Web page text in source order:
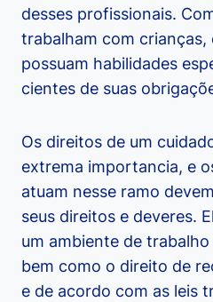
desses profissionais.
trabalham com crianças,
possuam habilidades
cientes de suas
Os direitos de um
extrema importancia, e
atuam nesse ramo
seus direitos e deveres.
um ambiente de
bem como o direito de
e de acordo com as leis